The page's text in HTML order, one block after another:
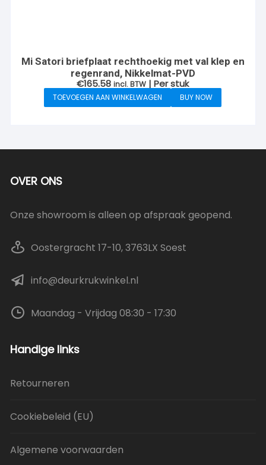
Mi Satori briefplaat rechthoekig met val klep en
regenrand, Nikkelmat-PVD
€165.58 incl. BTW | Per stuk
TOEVOEGEN AAN WINKELWAGEN BUY NOW
OVER ONS
Onze showroom is alleen op afspraak geopend.
Oostergracht 17-10, 3763LX Soest
info@deurkrukwinkel.nl
Maandag - Vrijdag 08:30 - 17:30
Handige links
Retourneren
Cookiebeleid (EU)
Algemene voorwaarden